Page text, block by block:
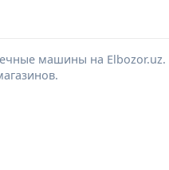
машины на